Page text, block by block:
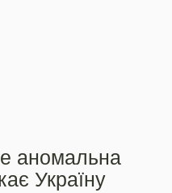
аномальна
Україну